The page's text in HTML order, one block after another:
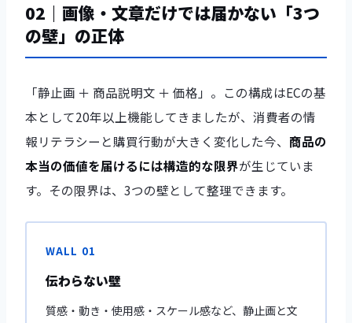
02｜画像・文章だけでは届かない「3つ
の壁」の正体
「静止画 ＋ 商品説明文 ＋ 価格」。この構成はECの基
本として20年以上機能してきましたが、消費者の情
報リテラシーと購買行動が大きく変化した今、 商品の
本当の価値を届けるには構造的な限界が生じていま
す。その限界は、3つの壁として整理できます。
WALL 01
伝わらない壁
質感・動き・使用感・スケール感など、静止画と文